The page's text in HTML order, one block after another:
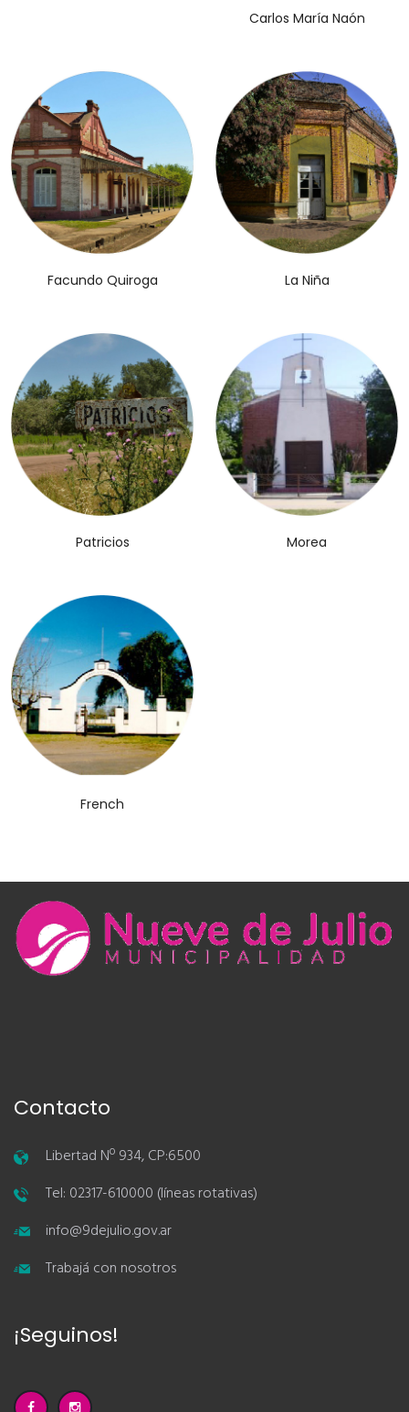
Carlos María Naón
Facundo Quiroga La Niña
Patricios Morea
French
Contacto
Libertad Nº 934, CP:6500
Tel: 02317-610000 (líneas rotativas)
info@9dejulio.gov.ar
Trabajá con nosotros
¡Seguinos!